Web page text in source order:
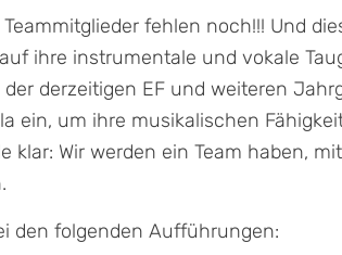
fehlen noch!!! Und
auf ihre instrumentale und vokale
derzeitigen EF und weiteren
ein, um ihre musikalischen
klar: Wir werden ein Team haben,
den folgenden Aufführungen: